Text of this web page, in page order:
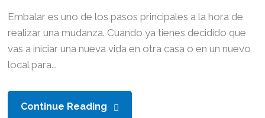
Embalar es uno de los pasos principales a la hora de
realizar una mudanza. Cuando ya tienes decidido que
vas a iniciar una nueva vida en otra casa o en un nuevo
local para...
Continue Reading